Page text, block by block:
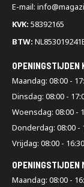
E-mail:
KVK: 58392165
BTW:
OPENINGSTIJDEN
Maandag: 08:00 -
Dinsdag: 08:00 -
Woensdag: 08:00 -
Donderdag: 08:00 -
Vrijdag: 08:00 - 16:30
OPENINGSTIJDEN
Maandag: 08:00 -